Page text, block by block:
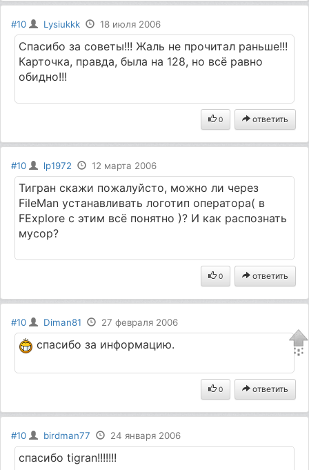
#10 Lysiukkk 18 июля 2006
Спасибо за советы!!! Жаль не прочитал раньше!!!
Карточка, правда, была на 128, но всё равно
обидно!!!
0 ответить
#10 lp1972 12 марта 2006
Тигран скажи пожалуйсто, можно ли через
FileMan устанавливать логотип оператора( в
FExplore c этим всё понятно )? И как распознать
мусор?
0 ответить
#10 Diman81 27 февраля 2006
спасибо за информацию.
0 ответить
#10 birdman77 24 января 2006
спасибо tigran!!!!!!!